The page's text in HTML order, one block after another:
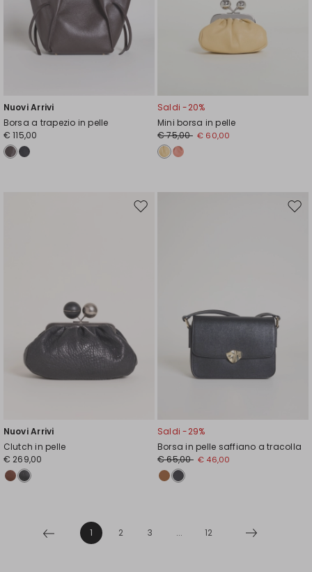
Nuovi Arrivi
Borsa a trapezio in pelle
€ 115,00
Saldi -20%
Mini borsa in pelle
€ 75,00 € 60,00
Sposta
Nuovi Arrivi
Clutch in pelle
€ 269,00
Saldi -29%
Borsa in pelle saffiano a tracolla
€ 65,00 € 46,00
1 2 3 ... 12